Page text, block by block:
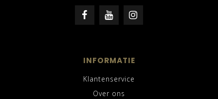
INFORMATIE
Klantenservice
Over ons